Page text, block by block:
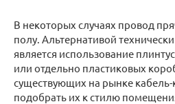
В некоторых случаях провод
полу. Альтернативой
является использование
или отдельно пластиковых
существующих на рынке кабель-
подобрать их к стилю